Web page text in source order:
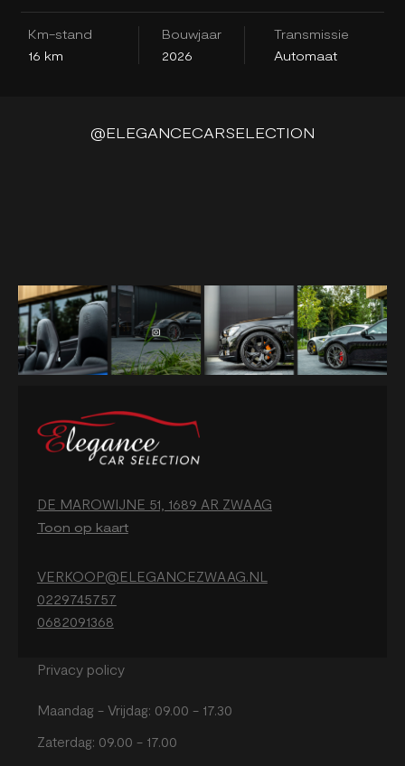
Km-stand
16 km
Bouwjaar
2026
Transmissie
Automaat
@ELEGANCECARSELECTION
DE MAROWIJNE 51, 1689 AR ZWAAG
Toon op kaart
VERKOOP@ELEGANCEZWAAG.NL
0229745757
0682091368
Privacy policy
Maandag - Vrijdag: 09.00 - 17.30
Zaterdag: 09.00 - 17.00